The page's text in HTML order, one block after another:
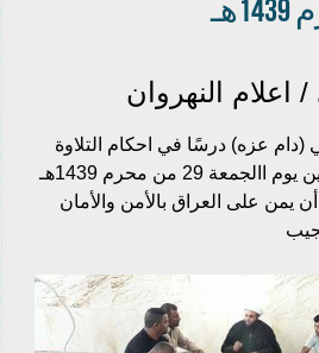
/ اعلام النهروان
(دام عزه) درسًا في احكام التلاوة
…في جامع امير المؤمنين يوم االجمعة 29 من محرم 1439هـ
يمن على العراق بالأمن والأمان